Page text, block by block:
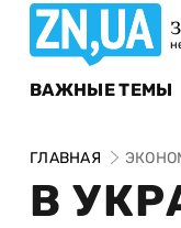
ВАЖНЫЕ ТЕМЫ
ГЛАВНАЯ
В